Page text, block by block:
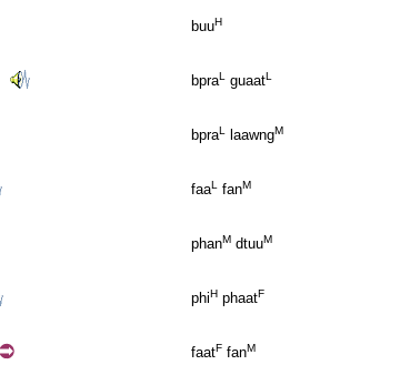
buuH
bpraL guaatL
bpraL laawngM
faaL fanM
phanM dtuuM
phiH phaatF
faatF fanM